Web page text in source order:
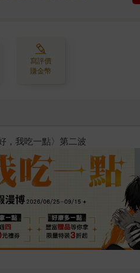
寫評價
賺金幣